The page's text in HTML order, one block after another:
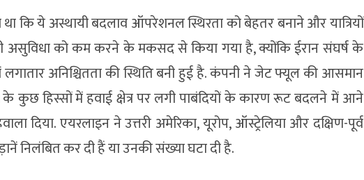
कि ये अस्थायी बदलाव ऑपरेशनल स्थिरता को बेहतर बनाने और यात्रियों
असुविधा को कम करने के मकसद से किया गया है, क्योंकि ईरान संघर्ष के
लगातार अनिश्चितता की स्थिति बनी हुई है. कंपनी ने जेट फ्यूल की आसमान
के कुछ हिस्सों में हवाई क्षेत्र पर लगी पाबंदियों के कारण रूट बदलने में आने
दिया. एयरलाइन ने उत्तरी अमेरिका, यूरोप, ऑस्ट्रेलिया और दक्षिण-पूर्व
निलंबित कर दी हैं या उनकी संख्या घटा दी है.